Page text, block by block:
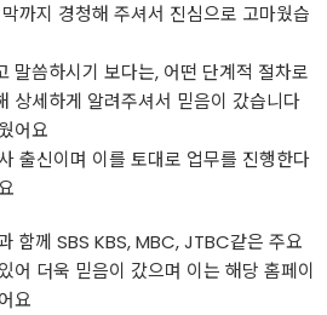
까지 경청해 주셔서 진심으로 고마웠습
말씀하시기 보다는, 어떤 단계적 절차로
상세하게 알려주셔서 믿음이 갔습니다
어요
출신이며 이를 토대로 업무를 진행한다
함께 SBS KBS, MBC, JTBC같은 주요
어 더욱 믿음이 갔으며 이는 해당 홈페이
요